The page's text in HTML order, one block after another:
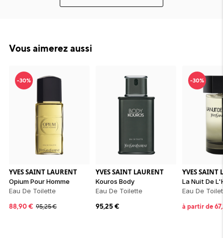
Vous aimerez aussi
-30%
YVES SAINT LAURENT
Opium Pour Homme
Eau De Toilette
88,90€ 95,25€
YVES SAINT LAURENT
Kouros Body
Eau De Toilette
95,25€
-30%
YVES SAINT
La Nuit De
Eau De
à partir de